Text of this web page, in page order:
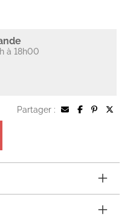
à 18h00
Partager :